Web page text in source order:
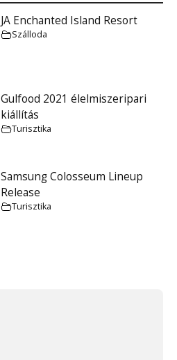
JA Enchanted Island Resort
Szálloda
Gulfood 2021 élelmiszeripari
kiállítás
Turisztika
Samsung Colosseum Lineup
Release
Turisztika